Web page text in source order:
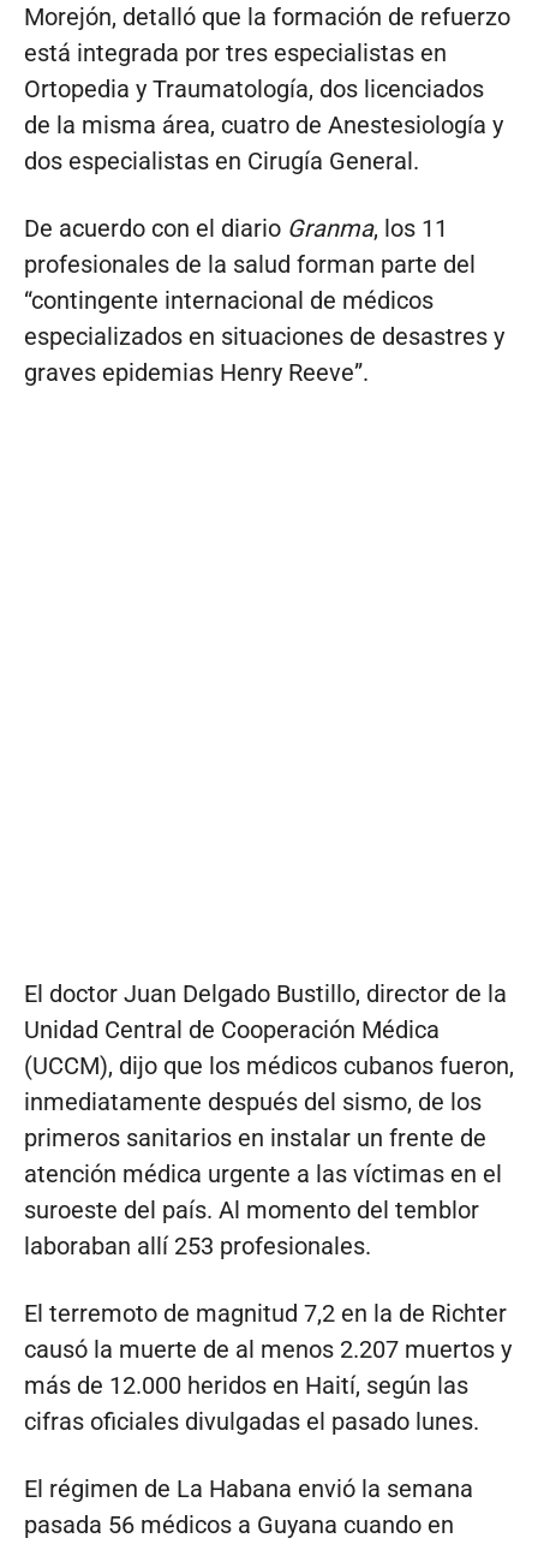
Morejón, detalló que la formación de refuerzo
está integrada por tres especialistas en
Ortopedia y Traumatología, dos licenciados
de la misma área, cuatro de Anestesiología y
dos especialistas en Cirugía General.
De acuerdo con el diario Granma, los 11
profesionales de la salud forman parte del
“contingente internacional de médicos
especializados en situaciones de desastres y
graves epidemias Henry Reeve”.
El doctor Juan Delgado Bustillo, director de la
Unidad Central de Cooperación Médica
(UCCM), dijo que los médicos cubanos fueron,
inmediatamente después del sismo, de los
primeros sanitarios en instalar un frente de
atención médica urgente a las víctimas en el
suroeste del país. Al momento del temblor
laboraban allí 253 profesionales.
El terremoto de magnitud 7,2 en la de Richter
causó la muerte de al menos 2.207 muertos y
más de 12.000 heridos en Haití, según las
cifras oficiales divulgadas el pasado lunes.
El régimen de La Habana envió la semana
pasada 56 médicos a Guyana cuando en